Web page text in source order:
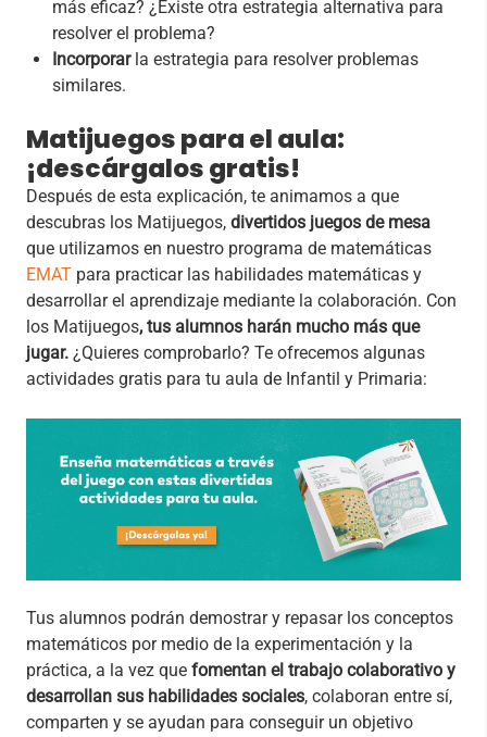
más eficaz? ¿Existe otra estrategia alternativa para
resolver el problema?
Incorporarla estrategia para resolver problemas
similares.
Matijuegos para el aula:
¡descárgalos gratis!
Después de esta explicación, te animamos a que
descubras los Matijuegos, divertidos juegos de mesa
que utilizamos en nuestro programa de matemáticas
EMAT para practicar las habilidades matemáticas y
desarrollar el aprendizaje mediante la colaboración. Con
los Matijuegos, tus alumnos harán mucho más que
jugar. ¿Quieres comprobarlo? Te ofrecemos algunas
actividades gratis para tu aula de Infantil y Primaria:
Tus alumnos podrán demostrar y repasar los conceptos
matemáticos por medio de la experimentación y la
práctica, a la vez que fomentan el trabajo colaborativo y
desarrollan sus habilidades sociales, colaboran entre sí,
comparten y se ayudan para conseguir un objetivo